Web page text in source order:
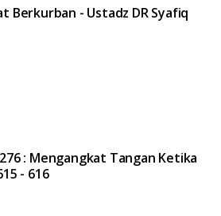
Berkurban - Ustadz DR Syafiq
: Mengangkat Tangan Ketika
- 616